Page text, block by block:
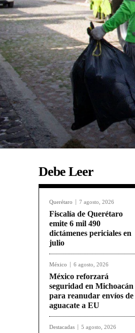
Debe Leer
Querétaro 7 agosto, 2026
Fiscalía de Querétaro
emite 6 mil 490
dictámenes periciales en
julio
México 6 agosto, 2026
México reforzará
seguridad en Michoacán
para reanudar envíos de
aguacate a EU
Destacadas 5 agosto, 2026